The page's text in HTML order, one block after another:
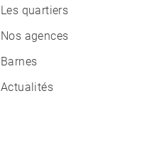
Les quartiers
Nos agences
Barnes
Actualités